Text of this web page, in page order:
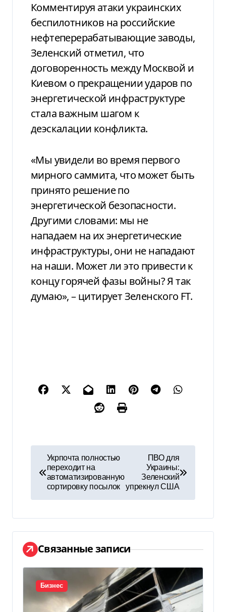
Комментируя атаки украинских
беспилотников на российские
нефтеперерабатывающие заводы,
Зеленский отметил, что
договоренность между Москвой и
Киевом о прекращении ударов по
энергетической инфраструктуре
стала важным шагом к
деэскалации конфликта.
«Мы увидели во время первого
мирного саммита, что может быть
принято решение по
энергетической безопасности.
Другими словами: мы не
нападаем на их энергетические
инфраструктуры, они не нападают
на наши. Может ли это привести к
концу горячей фазы войны? Я так
думаю», – цитирует Зеленского FT.
в
и
г
а
ц
и
Укрпочта полностью
переходит на
автоматизированную
сортировку посылок
ПВО для
Украины:
Зеленский
упрекнул США
Связанные записи
Бизнес